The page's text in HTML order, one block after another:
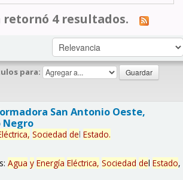
retornó 4 resultados.
para:
San Antonio Oeste,
Negro
Sociedad del Estado.
Agua y Energía Eléctrica, Sociedad del Estado,